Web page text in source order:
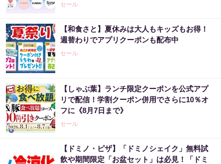
セール
【和食さと】夏休みは大人もキッズもお得！
週替わりでアプリクーポンも配布中
セール
【しゃぶ葉】ランチ限定クーポンを公式アプ
リで配信！学割クーポン併用でさらに10％オ
フに《8月7日まで》
セール
【ドミノ・ピザ】「ドミノシェイク」無料試
飲や期間限定「お盆セット」は必見！「ドミ